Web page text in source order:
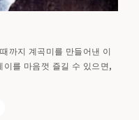
까지 계곡미를 만들어낸 이
를 마음껏 즐길 수 있으면,